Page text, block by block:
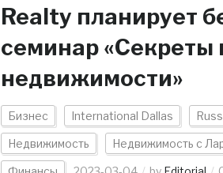
Realty планирует
семинар «Секреты
недвижимости»
Бизнес International Dallas
Недвижимость Недвижимость с